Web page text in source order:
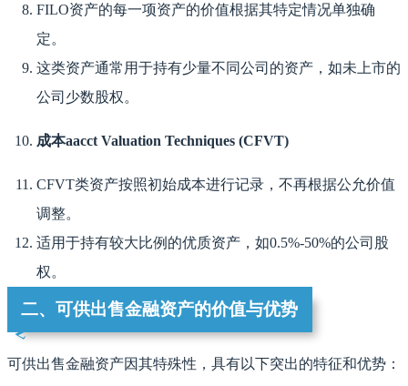
FILO资产的每一项资产的价值根据其特定情况单独确
定。
这类资产通常用于持有少量不同公司的资产，如未上市的
公司少数股权。
成本aacct Valuation Techniques (CFVT)
CFVT类资产按照初始成本进行记录，不再根据公允价值
调整。
适用于持有较大比例的优质资产，如0.5%-50%的公司股
权。
二、可供出售金融资产的价值与优势
可供出售金融资产因其特殊性，具有以下突出的特征和优势：